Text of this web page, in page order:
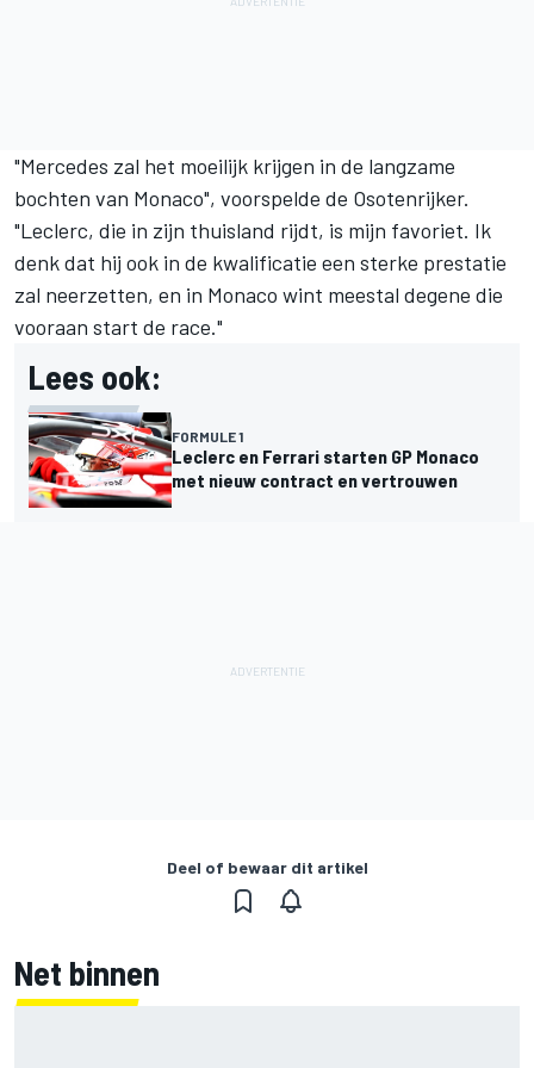
"Mercedes zal het moeilijk krijgen in de langzame
bochten van Monaco", voorspelde de Osotenrijker.
"Leclerc, die in zijn thuisland rijdt, is mijn favoriet. Ik
denk dat hij ook in de kwalificatie een sterke prestatie
zal neerzetten, en in Monaco wint meestal degene die
vooraan start de race."
Lees ook:
FORMULE 1
Leclerc en Ferrari starten GP Monaco
met nieuw contract en vertrouwen
Deel of bewaar dit artikel
Net binnen